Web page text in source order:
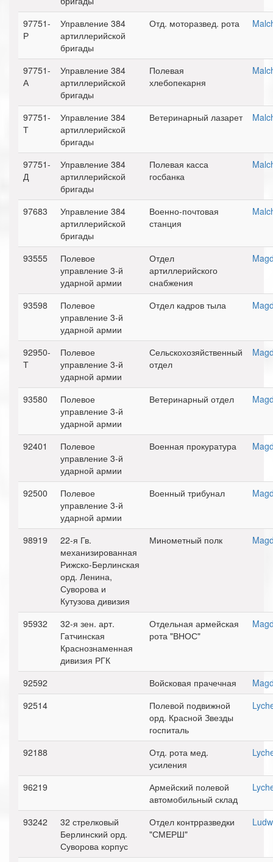
97751-
Р
Управление 384
артиллерийской
бригады
Отд. моторазвед. рота
97751-
А
Управление 384
артиллерийской
бригады
Полевая
хлебопекарня
97751-
Т
Управление 384
артиллерийской
бригады
Ветеринарный лазарет
97751-
Д
Управление 384
артиллерийской
бригады
Полевая касса
госбанка
97683
Управление 384
артиллерийской
бригады
Военно-почтовая
станция
93555
Полевое
управление 3-й
ударной армии
Отдел
артиллерийского
снабжения
93598
Полевое
управление 3-й
ударной армии
Отдел кадров тыла
92950-
Т
Полевое
управление 3-й
ударной армии
Сельскохозяйственный
отдел
93580
Полевое
управление 3-й
ударной армии
Ветеринарный отдел
92401
Полевое
управление 3-й
ударной армии
Военная прокуратура
92500
Полевое
управление 3-й
ударной армии
Военный трибунал
98919
22-я Гв.
механизированная
Рижско-Берлинская
орд. Ленина,
Суворова и
Кутузова дивизия
Минометный полк
95932
32-я зен. арт.
Гатчинская
Краснознаменная
дивизия РГК
Отдельная армейская
рота "ВНОС"
92592 Войсковая прачечная
92514
Полевой подвижной
орд. Красной Звезды
госпиталь
92188
Отд. рота мед.
усиления
96219
Армейский полевой
автомобильный склад
93242
32 стрелковый
Берлинский орд.
Суворова корпус
Отдел контрразведки
"СМЕРШ"